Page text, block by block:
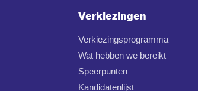
Verkiezingen
Verkiezingsprogramma
Wat hebben we bereikt
Speerpunten
Kandidatenlijst